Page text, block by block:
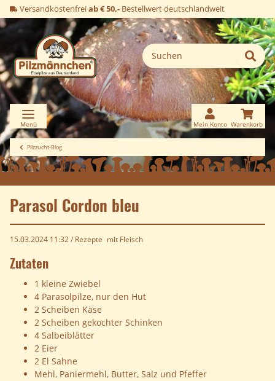
Versandkostenfreiab € 50,- Bestellwert deutschlandweit
Pilzzucht-Blog
Parasol Cordon bleu
15.03.2024 11:32/ Rezepte mit Fleisch
Zutaten
1 kleine Zwiebel
4 Parasolpilze, nur den Hut
2 Scheiben Käse
2 Scheiben gekochter Schinken
4 Salbeiblätter
2 Eier
2 El Sahne
Mehl, Paniermehl, Butter, Salz und Pfeffer